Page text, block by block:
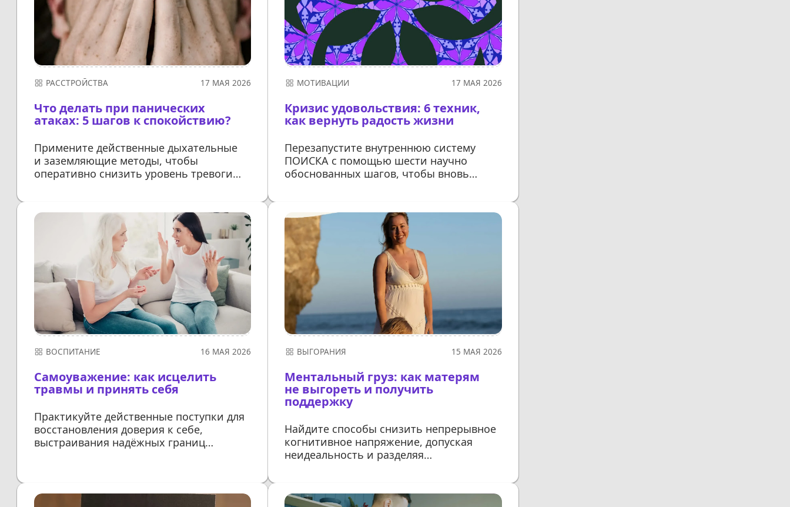
РАССТРОЙСТВА 17 МАЯ 2026
Что делать при панических
атаках: 5 шагов к спокойствию?
Примените действенные дыхательные
и заземляющие методы, чтобы
оперативно снизить уровень тревоги
МОТИВАЦИИ 17 МАЯ 2026
Кризис удовольствия: 6 техник,
как вернуть радость жизни
Перезапустите внутреннюю систему
ПОИСКА с помощью шести научно
обоснованных шагов, чтобы вновь
ВОСПИТАНИЕ 16 МАЯ 2026
Самоуважение: как исцелить
травмы и принять себя
Практикуйте действенные поступки для
восстановления доверия к себе,
выстраивания надёжных границ
ВЫГОРАНИЯ 15 МАЯ 2026
Ментальный груз: как матерям
не выгореть и получить
поддержку
Найдите способы снизить непрерывное
когнитивное напряжение, допуская
неидеальность и разделяя